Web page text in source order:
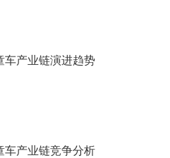
产业链演进趋势
产业链竞争分析